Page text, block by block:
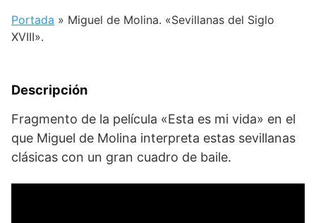
Portada » Miguel de Molina. «Sevillanas del Siglo
XVIII».
Descripción
Fragmento de la película «Esta es mi vida» en el
que Miguel de Molina interpreta estas sevillanas
clásicas con un gran cuadro de baile.